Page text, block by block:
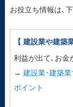
お役立ち情報は､
【 建設業や建築
利益が出て､お金
→ 建設業･建築
ポイント